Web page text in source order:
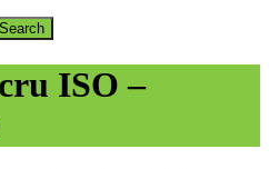
ISO –